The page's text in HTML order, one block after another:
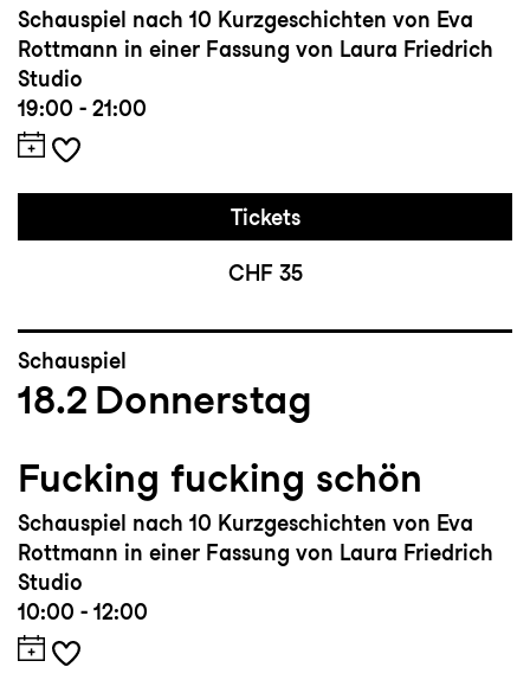
Schauspiel nach 10 Kurzgeschichten von Eva
Rottmann in einer Fassung von Laura Friedrich
Studio
19:00 - 21:00
Tickets
CHF 35
Schauspiel
18.2 Donnerstag
Fucking fucking schön
Schauspiel nach 10 Kurzgeschichten von Eva
Rottmann in einer Fassung von Laura Friedrich
Studio
10:00 - 12:00